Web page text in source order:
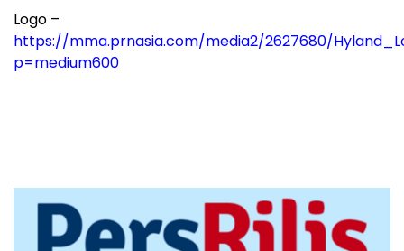
Logo –
https://mma.prnasia.com/media2/2627680/
p=medium600